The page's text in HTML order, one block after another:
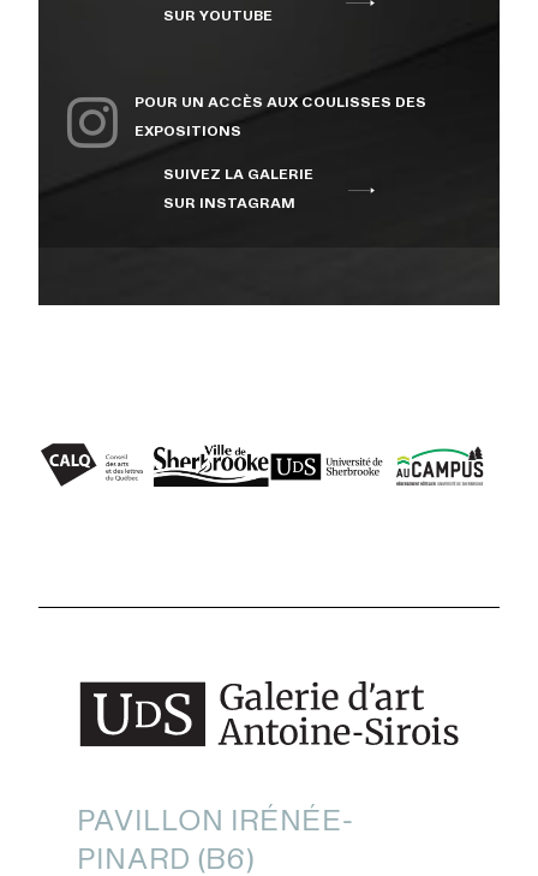
SUR YOUTUBE
POUR UN ACCÈS AUX COULISSES DES
EXPOSITIONS
SUIVEZ LA GALERIE
SUR INSTAGRAM
PAVILLON IRÉNÉE-
PINARD (B6)